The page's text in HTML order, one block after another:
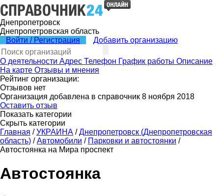
Днепропетровск
Днепропетровская область
Войти / Регистрация
Добавить организацию
О деятельности Адрес Телефон График работы Описание
На карте Отзывы и мнения
Рейтинг организации:
Отзывов нет
Организация добавлена в справочник 8 ноября 2018
Оставить отзыв
Показать категории
Скрыть категории
Главная / УКРАИНА / Днепропетровск (Днепропетровская
область) / Автомобили / Парковки и автостоянки /
Автостоянка на Мира проспект
Автостоянка